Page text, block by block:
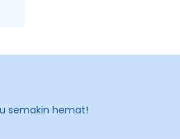
semakin hemat!